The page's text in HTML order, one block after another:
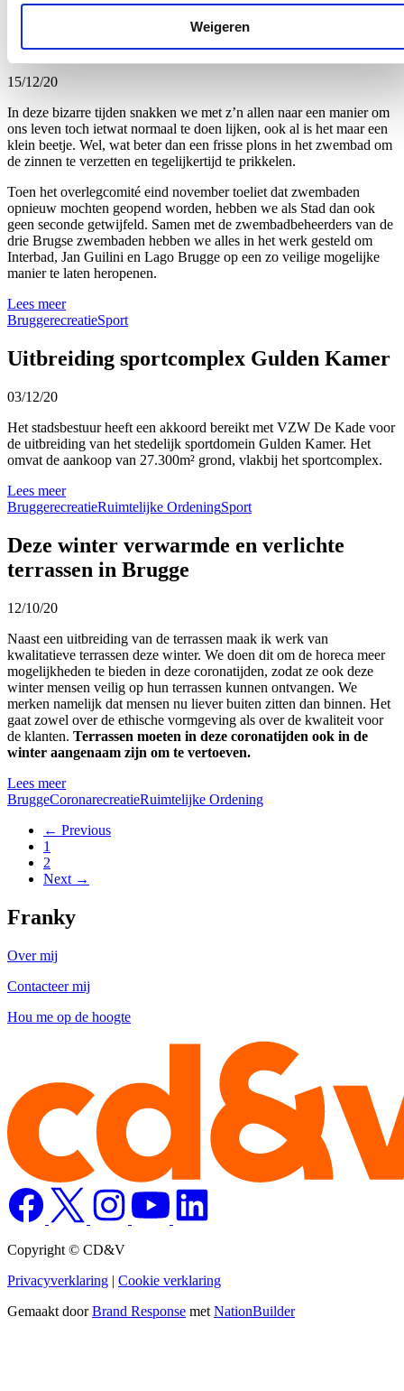
Weigeren
nieuw reglement zwembaden afgestemd
op noden bezoekers
15/12/20
In deze bizarre tijden snakken we met z’n allen naar een manier om
ons leven toch ietwat normaal te doen lijken, ook al is het maar een
klein beetje. Wel, wat beter dan een frisse plons in het zwembad om
de zinnen te verzetten en tegelijkertijd te prikkelen.
Toen het overlegcomité eind november toeliet dat zwembaden
opnieuw mochten geopend worden, hebben we als Stad dan ook
geen seconde getwijfeld. Samen met de zwembadbeheerders van de
drie Brugse zwembaden hebben we alles in het werk gesteld om
Interbad, Jan Guilini en Lago Brugge op een zo veilige mogelijke
manier te laten heropenen.
Lees meer
BruggerecreatieSport
Uitbreiding sportcomplex Gulden Kamer
03/12/20
Het stadsbestuur heeft een akkoord bereikt met VZW De Kade voor
de uitbreiding van het stedelijk sportdomein Gulden Kamer. Het
omvat de aankoop van 27.300m² grond, vlakbij het sportcomplex.
Lees meer
BruggerecreatieRuimtelijke OrdeningSport
Deze winter verwarmde en verlichte
terrassen in Brugge
12/10/20
Naast een uitbreiding van de terrassen maak ik werk van
kwalitatieve terrassen deze winter. We doen dit om de horeca meer
mogelijkheden te bieden in deze coronatijden, zodat ze ook deze
winter mensen veilig op hun terrassen kunnen ontvangen. We
merken namelijk dat mensen nu liever buiten zitten dan binnen. Het
gaat zowel over de ethische vormgeving als over de kwaliteit voor
de klanten. Terrassen moeten in deze coronatijden ook in de
winter aangenaam zijn om te vertoeven.
Lees meer
BruggeCoronarecreatieRuimtelijke Ordening
← Previous
1
2
Next →
Franky
Over mij
Contacteer mij
Hou me op de hoogte
Copyright © CD&V
Privacyverklaring | Cookie verklaring
Gemaakt doorBrand Response met NationBuilder